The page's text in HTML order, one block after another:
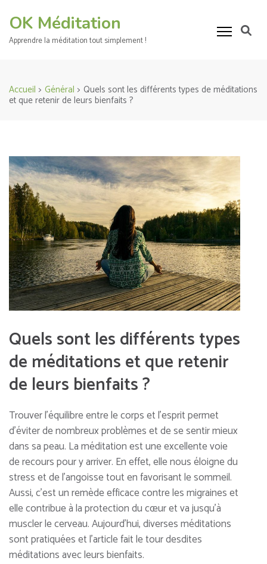
contenu
OK Méditation
Apprendre la méditation tout simplement !
Accueil > Général > Quels sont les différents types de méditations
et que retenir de leurs bienfaits ?
Quels sont les différents types
de méditations et que retenir
de leurs bienfaits ?
Trouver l’équilibre entre le corps et l’esprit permet
d’éviter de nombreux problèmes et de se sentir mieux
dans sa peau. La méditation est une excellente voie
de recours pour y arriver. En effet, elle nous éloigne du
stress et de l’angoisse tout en favorisant le sommeil.
Aussi, c’est un remède efficace contre les migraines et
elle contribue à la protection du cœur et va jusqu’à
muscler le cerveau. Aujourd’hui, diverses méditations
sont pratiquées et l’article fait le tour desdites
méditations avec leurs bienfaits.